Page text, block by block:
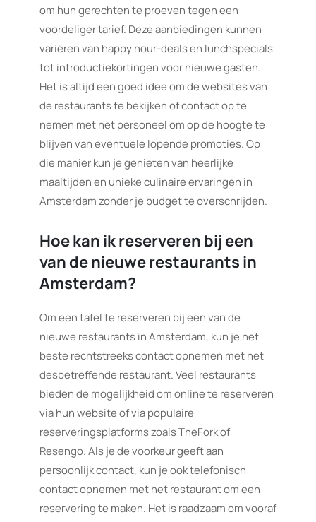
om hun gerechten te proeven tegen een
voordeliger tarief. Deze aanbiedingen kunnen
variëren van happy hour-deals en lunchspecials
tot introductiekortingen voor nieuwe gasten.
Het is altijd een goed idee om de websites van
de restaurants te bekijken of contact op te
nemen met het personeel om op de hoogte te
blijven van eventuele lopende promoties. Op
die manier kun je genieten van heerlijke
maaltijden en unieke culinaire ervaringen in
Amsterdam zonder je budget te overschrijden.
Hoe kan ik reserveren bij een
van de nieuwe restaurants in
Amsterdam?
Om een tafel te reserveren bij een van de
nieuwe restaurants in Amsterdam, kun je het
beste rechtstreeks contact opnemen met het
desbetreffende restaurant. Veel restaurants
bieden de mogelijkheid om online te reserveren
via hun website of via populaire
reserveringsplatforms zoals TheFork of
Resengo. Als je de voorkeur geeft aan
persoonlijk contact, kun je ook telefonisch
contact opnemen met het restaurant om een
reservering te maken. Het is raadzaam om vooraf